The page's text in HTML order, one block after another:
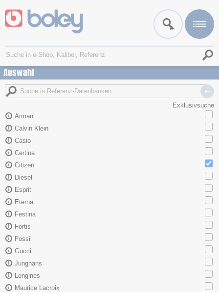
Auswahl
Exklusivsuche
Armani
Calvin Klein
Casio
Certina
Citizen
Diesel
Esprit
Eterna
Festina
Fortis
Fossil
Gucci
Junghans
Longines
Maurice Lacroix